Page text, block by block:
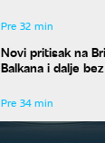
Pre 32 min
Novi pritisak na
Balkana i dalje
Pre 34 min